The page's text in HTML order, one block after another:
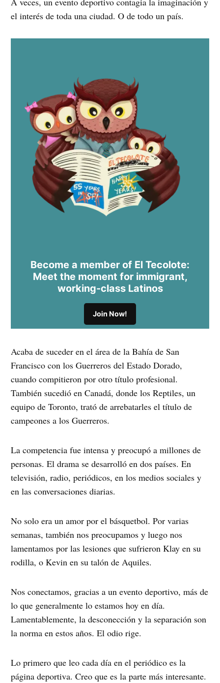
el interés de toda una ciudad. O de todo un país.
Become a member of El Tecolote:
Meet the moment for immigrant,
working-class Latinos
Join Now!
Acaba de suceder en el área de la Bahía de San
Francisco con los Guerreros del Estado Dorado,
cuando compitieron por otro título profesional.
También sucedió en Canadá, donde los Reptiles, un
equipo de Toronto, trató de arrebatarles el título de
campeones a los Guerreros.
La competencia fue intensa y preocupó a millones de
personas. El drama se desarrolló en dos países. En
televisión, radio, periódicos, en los medios sociales y
en las conversaciones diarias.
No solo era un amor por el básquetbol. Por varias
semanas, también nos preocupamos y luego nos
lamentamos por las lesiones que sufrieron Klay en su
rodilla, o Kevin en su talón de Aquiles.
Nos conectamos, gracias a un evento deportivo, más de
lo que generalmente lo estamos hoy en día.
Lamentablemente, la desconección y la separación son
la norma en estos años. El odio rige.
Lo primero que leo cada día en el periódico es la
página deportiva. Creo que es la parte más interesante.